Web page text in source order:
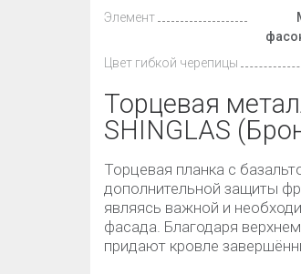
Элемент
Цвет гибкой черепицы
Торцевая
SHINGLAS
Торцевая планка с
дополнительной защиты
являясь важной и
фасада. Благодаря
придают кровле